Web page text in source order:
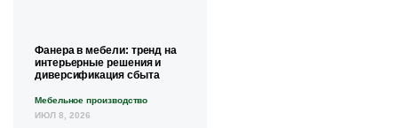
Фанера в мебели: тренд на
интерьерные решения и
диверсификация сбыта
Мебельное производство
ИЮЛ 8, 2026